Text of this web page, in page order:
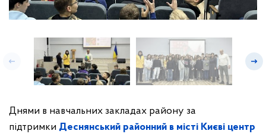
Днями в навчальних закладах району за
підтримки Деснянський районний в місті Києві центр